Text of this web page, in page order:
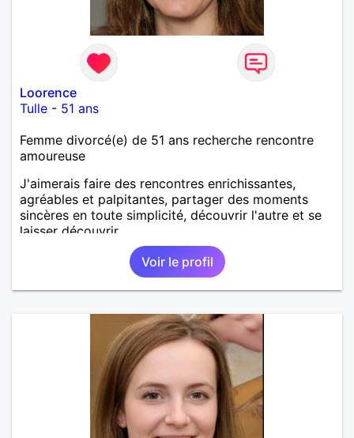
Loorence
Tulle - 51 ans
Femme divorcé(e) de 51 ans recherche rencontre
amoureuse
J'aimerais faire des rencontres enrichissantes,
agréables et palpitantes, partager des moments
sincères en toute simplicité, découvrir l'autre et se
laisser découvrir.
Voir le profil